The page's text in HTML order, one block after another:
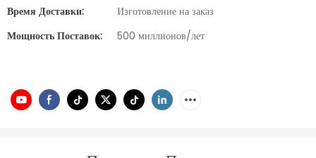
Время Доставки:
Изготовление на заказ
Мощность Поставок:
500 миллионов/лет